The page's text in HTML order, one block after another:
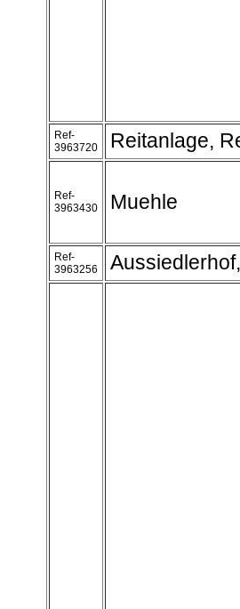
Ref-
3963720
Reitanlage,
Ref-
3963430
Muehle
Ref-
3963256